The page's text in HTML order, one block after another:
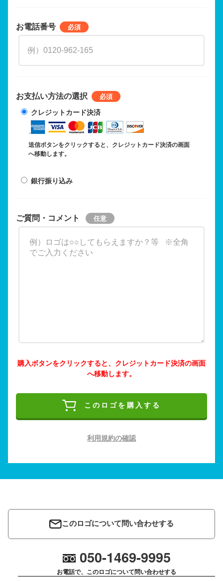
お電話番号
お支払い方法の選択
クレジットカード決済
送信ボタンをクリックすると、クレジットカード決済の画面
へ移動します。
銀行振り込み
ご質問・コメント
購入ボタンをクリックすると、クレジットカード決済の画面
へ移動します。
このロゴを購入する
利用規約の確認
このロゴについて問い合わせする
050-1469-9995
お電話で、このロゴについて問い合わせする